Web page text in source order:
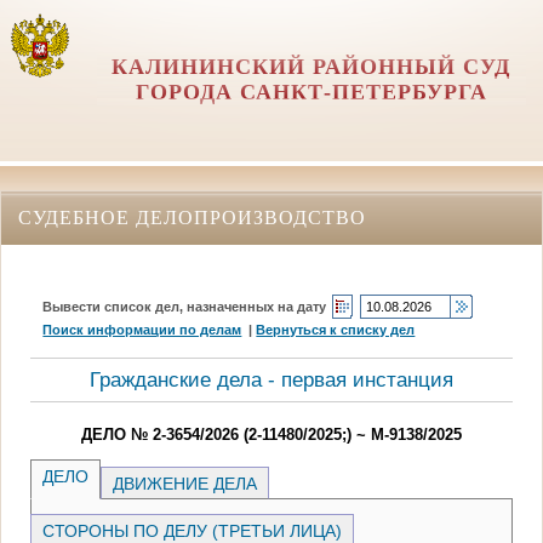
КАЛИНИНСКИЙ РАЙОННЫЙ СУД
ГОРОДА САНКТ-ПЕТЕРБУРГА
СУДЕБНОЕ ДЕЛОПРОИЗВОДСТВО
Вывести список дел, назначенных на дату
Поиск информации по делам |Вернуться к списку дел
Гражданские дела - первая инстанция
ДЕЛО № 2-3654/2026 (2-11480/2025;) ~ М-9138/2025
ДЕЛО ДВИЖЕНИЕ ДЕЛА
СТОРОНЫ ПО ДЕЛУ (ТРЕТЬИ ЛИЦА)